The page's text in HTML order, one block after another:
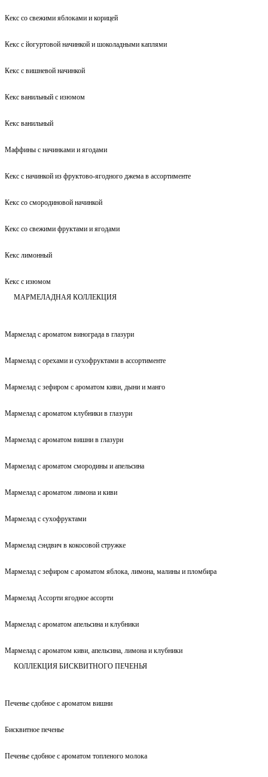
Кекс со свежими яблоками и корицей
Кекс с йогуртовой начинкой и шоколадными каплями
Кекс с вишневой начинкой
Кекс ванильный с изюмом
Кекс ванильный
Маффины с начинками и ягодами
Кекс с начинкой из фруктово-ягодного джема в ассортименте
Кекс со смородиновой начинкой
Кекс со свежими фруктами и ягодами
Кекс лимонный
Кекс с изюмом
МАРМЕЛАДНАЯ КОЛЛЕКЦИЯ
Мармелад с ароматом винограда в глазури
Мармелад с орехами и сухофруктами в ассортименте
Мармелад с зефиром с ароматом киви, дыни и манго
Мармелад с ароматом клубники в глазури
Мармелад с ароматом вишни в глазури
Мармелад с ароматом смородины и апельсина
Мармелад с ароматом лимона и киви
Мармелад с сухофруктами
Мармелад сэндвич в кокосовой стружке
Мармелад с зефиром с ароматом яблока, лимона, малины и пломбира
Мармелад Ассорти ягодное ассорти
Мармелад с ароматом апельсина и клубники
Мармелад с ароматом киви, апельсина, лимона и клубники
КОЛЛЕКЦИЯ БИСКВИТНОГО ПЕЧЕНЬЯ
Печенье сдобное с ароматом вишни
Бисквитное печенье
Печенье сдобное с ароматом топленого молока